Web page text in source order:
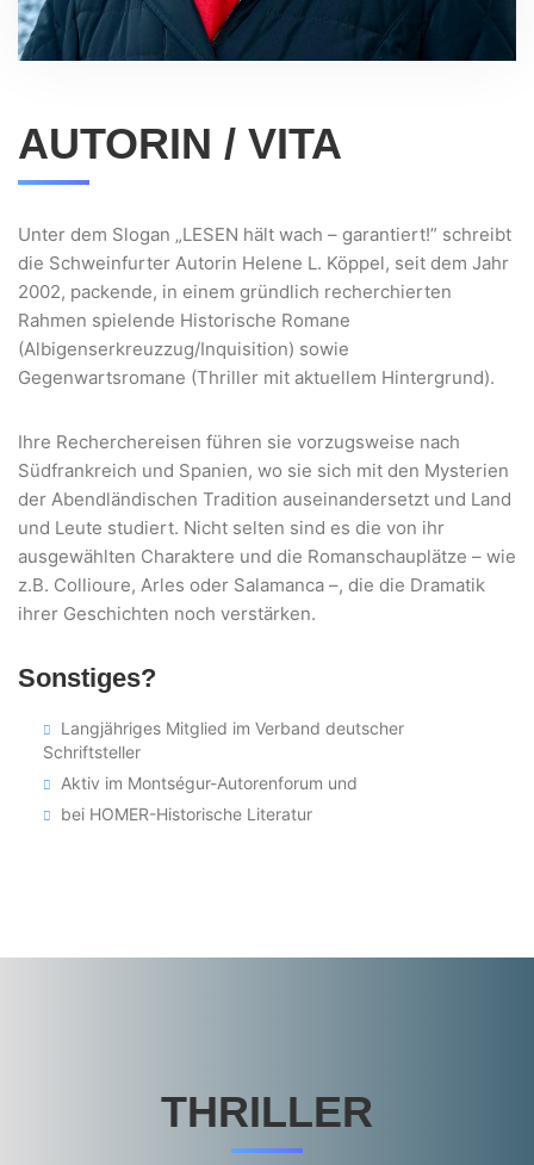
AUTORIN / VITA
Unter dem Slogan „LESEN hält wach – garantiert!” schreibt
die Schweinfurter Autorin Helene L. Köppel, seit dem Jahr
2002, packende, in einem gründlich recherchierten
Rahmen spielende Historische Romane
(Albigenserkreuzzug/Inquisition) sowie
Gegenwartsromane (Thriller mit aktuellem Hintergrund).
Ihre Recherchereisen führen sie vorzugsweise nach
Südfrankreich und Spanien, wo sie sich mit den Mysterien
der Abendländischen Tradition auseinandersetzt und Land
und Leute studiert. Nicht selten sind es die von ihr
ausgewählten Charaktere und die Romanschauplätze – wie
z.B. Collioure, Arles oder Salamanca –, die die Dramatik
ihrer Geschichten noch verstärken.
Sonstiges?
Langjähriges Mitglied im Verband deutscher
Schriftsteller
Aktiv im Montségur-Autorenforum und
bei HOMER-Historische Literatur
THRILLER